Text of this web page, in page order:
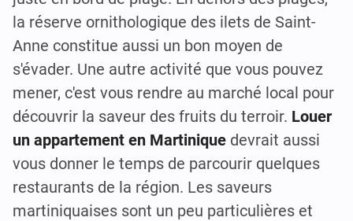
la réserve ornithologique des ilets de Saint-
Anne constitue aussi un bon moyen de
s'évader. Une autre activité que vous pouvez
mener, c'est vous rendre au marché local pour
découvrir la saveur des fruits du terroir. Louer
un appartement en Martinique devrait aussi
vous donner le temps de parcourir quelques
restaurants de la région. Les saveurs
martiniquaises sont un peu particulières et